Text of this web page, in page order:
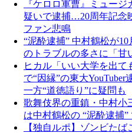
『ケロロ軍曹』ミュー
疑いで逮捕…20周年記念
ファン悲鳴
“泥酔逮捕” 中村鶴松が
のトラブルの多さに「甘
ヒカル「いい大学を出て
で“因縁”の東大
一方“道徳語り”に疑問も
歌舞伎界の重鎮・中村
は中村鶴松の “泥酔逮捕
【独自ルポ】ゾンビた